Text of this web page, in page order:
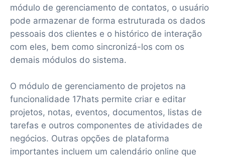
módulo de gerenciamento de contatos, o usuário
pode armazenar de forma estruturada os dados
pessoais dos clientes e o histórico de interação
com eles, bem como sincronizá-los com os
demais módulos do sistema.
O módulo de gerenciamento de projetos na
funcionalidade 17hats permite criar e editar
projetos, notas, eventos, documentos, listas de
tarefas e outros componentes de atividades de
negócios. Outras opções de plataforma
importantes incluem um calendário online que